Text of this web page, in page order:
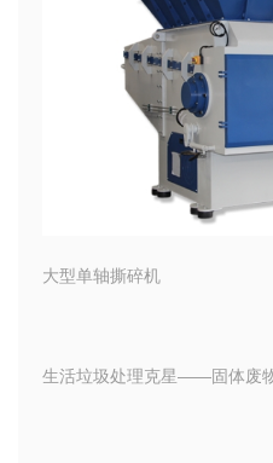
大型单轴撕碎机
生活垃圾处理克星——固体废